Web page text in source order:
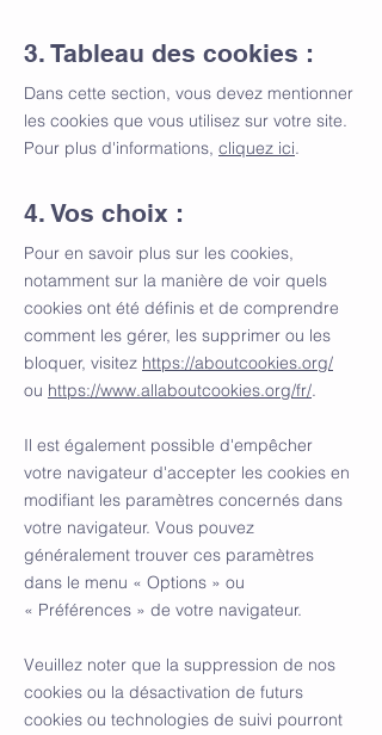
3. Tableau des cookies :
Dans cette section, vous devez mentionner
les cookies que vous utilisez sur votre site.
Pour plus d'informations, cliquez ici.
4. Vos choix :
Pour en savoir plus sur les cookies,
notamment sur la manière de voir quels
cookies ont été définis et de comprendre
comment les gérer, les supprimer ou les
bloquer, visitez https://aboutcookies.org/
ou https://www.allaboutcookies.org/fr/.
Il est également possible d'empêcher
votre navigateur d'accepter les cookies en
modifiant les paramètres concernés dans
votre navigateur. Vous pouvez
généralement trouver ces paramètres
dans le menu « Options » ou
« Préférences » de votre navigateur.
Veuillez noter que la suppression de nos
cookies ou la désactivation de futurs
cookies ou technologies de suivi pourront